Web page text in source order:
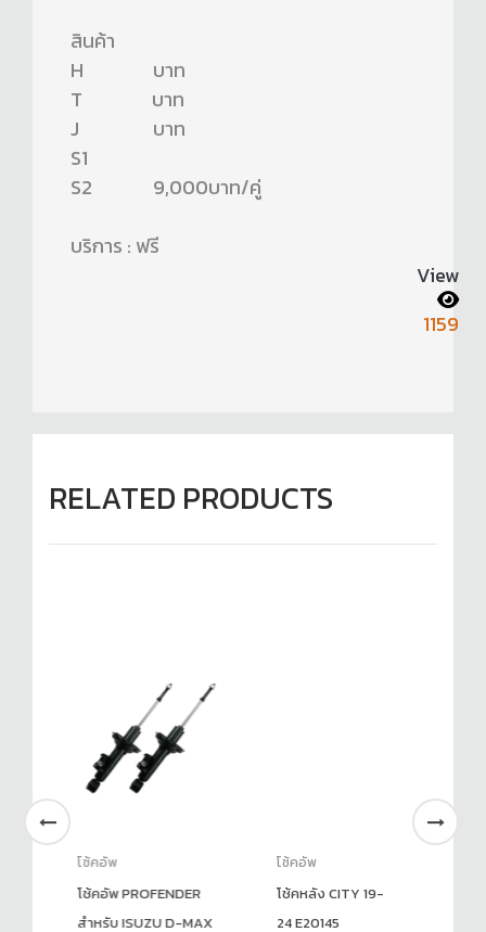
สินค้า
H บาท
T บาท
J บาท
S1
S2 9,000บาท/คู่
บริการ : ฟรี
View
1159
RELATED PRODUCTS
โช้คอัพ
โช้คอัพ PROFENDER
สำหรับ ISUZU D-MAX
โช้คอัพ
โช้คหลัง CITY 19-
24 E20145